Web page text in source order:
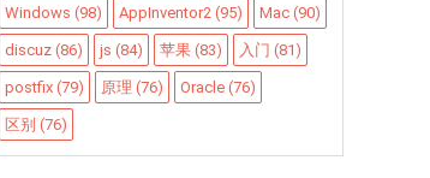
Windows (98) AppInventor2 (95) Mac (90)
discuz (86) js (84) 苹果 (83) 入门 (81)
postfix (79) 原理 (76) Oracle (76)
区别 (76)